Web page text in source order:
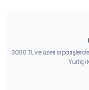
3000 TL ve üzeri
Yurtiçi